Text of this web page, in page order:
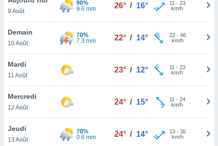
et
»,
au
vous
qu'ils
ou
le
9 Août
90%
9.6 mm
26° / 16° 11 - 23
km/h
Demain
10 Août
70%
7.3 mm
22° / 14° 22- 48
km/h
Mardi
11 Août
23° / 12° 11 - 23
km/h
Mercredi
12 Août
24° / 15° 11 - 24
km/h
Jeudi
13 Août
70%
0.6 mm
24° / 14° 13- 35
km/h